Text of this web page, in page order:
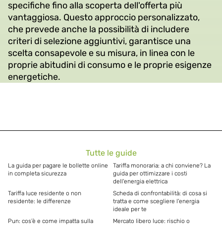
specifiche fino alla scoperta dell'offerta più
vantaggiosa. Questo approccio personalizzato,
che prevede anche la possibilità di includere
criteri di selezione aggiuntivi, garantisce una
scelta consapevole e su misura, in linea con le
proprie abitudini di consumo e le proprie esigenze
energetiche.
Tutte le guide
La guida per pagare le bollette online
in completa sicurezza
Tariffa monoraria: a chi conviene? La
guida per ottimizzare i costi
dell'energia elettrica
Tariffa luce residente o non
residente: le differenze
Scheda di confrontabilità: di cosa si
tratta e come scegliere l'energia
ideale per te
Pun: cos’è e come impatta sulla
Mercato libero luce: rischio o